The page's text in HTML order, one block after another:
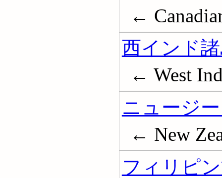
←
西インド
← West
ニュージ
← New
フィリピ